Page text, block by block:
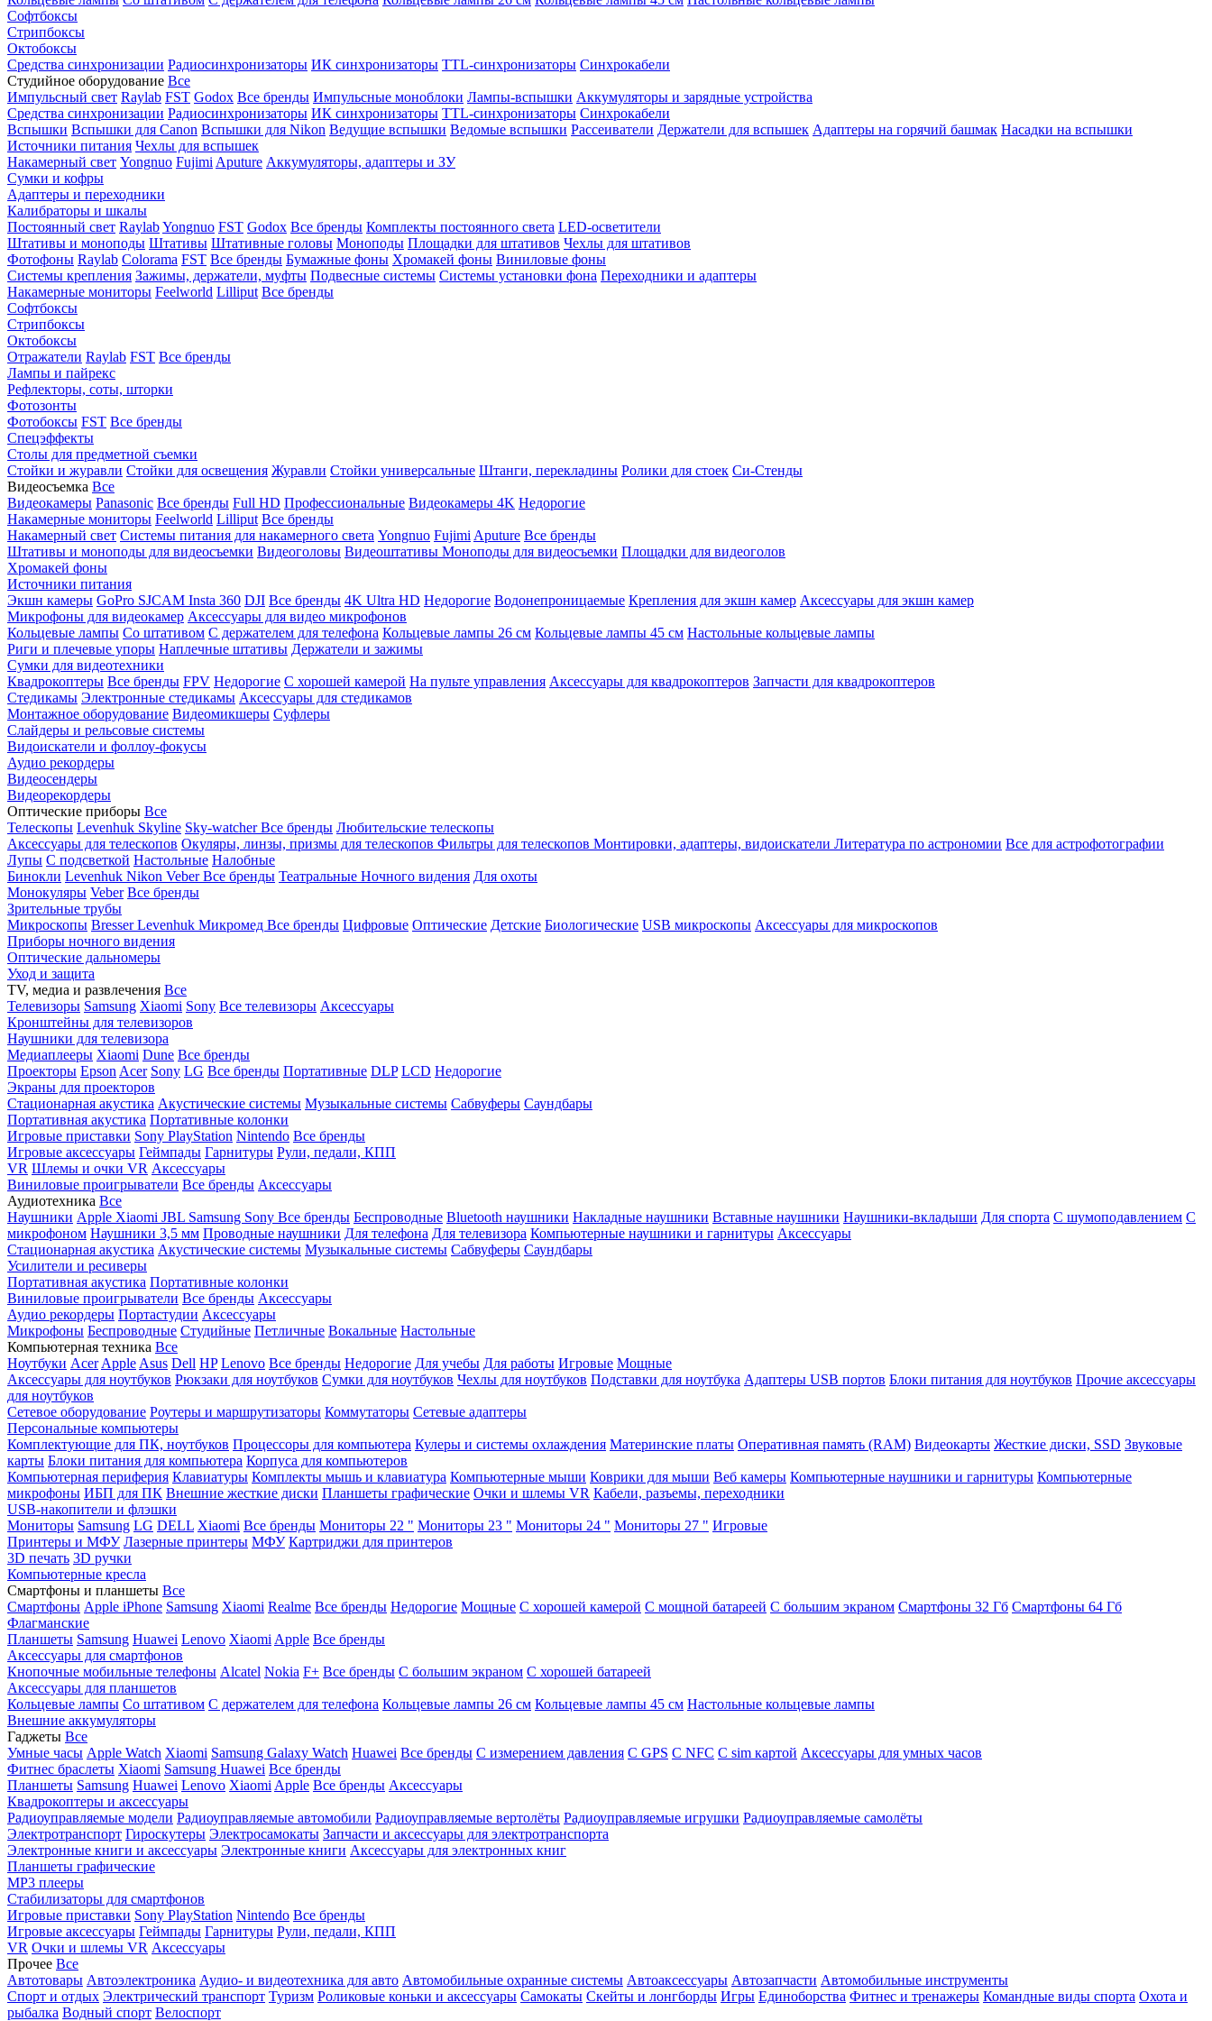
Софтбоксы
Стрипбоксы
Октобоксы
Средства синхронизации Радиосинхронизаторы ИК синхронизаторы TTL-синхронизаторы Синхрокабели
Студийное оборудование Все
Импульсный свет Raylab FST Godox Все бренды Импульсные моноблоки Лампы-вспышки Аккумуляторы и зарядные устройства
Средства синхронизации Радиосинхронизаторы ИК синхронизаторы TTL-синхронизаторы Синхрокабели
Вспышки Вспышки для Canon Вспышки для Nikon Ведущие вспышки Ведомые вспышки Рассеиватели Держатели для вспышек Адаптеры на горячий башмак Насадки на вспышки
Источники питания Чехлы для вспышек
Накамерный свет Yongnuo Fujimi Aputure Аккумуляторы, адаптеры и ЗУ
Сумки и кофры
Адаптеры и переходники
Калибраторы и шкалы
Постоянный свет RaylabYongnuo FST Godox Все бренды Комплекты постоянного света LED-осветители
Штативы и моноподы Штативы Штативные головы Моноподы Площадки для штативов Чехлы для штативов
Фотофоны Raylab Colorama FST Все бренды Бумажные фоны Хромакей фоны Виниловые фоны
Системы крепления Зажимы, держатели, муфты Подвесные системы Системы установки фона Переходники и адаптеры
Накамерные мониторы Feelworld Lilliput Все бренды
Софтбоксы
Стрипбоксы
Октобоксы
Отражатели Raylab FST Все бренды
Лампы и пайрекс
Рефлекторы, соты, шторки
Фотозонты
Фотобоксы FST Все бренды
Спецэффекты
Столы для предметной съемки
Стойки и журавли Стойки для освещения Журавли Стойки универсальные Штанги, перекладины Ролики для стоек Си-Стенды
Видеосъемка Все
Видеокамеры Panasonic Все бренды Full HD Профессиональные Видеокамеры 4K Недорогие
Накамерные мониторы Feelworld Lilliput Все бренды
Накамерный свет Системы питания для накамерного света Yongnuo Fujimi Aputure Все бренды
Штативы и моноподы для видеосъемки Видеоголовы Видеоштативы Моноподы для видеосъемки Площадки для видеоголов
Хромакей фоны
Источники питания
Экшн камеры GoPro SJCAM Insta 360 DJI Все бренды 4K Ultra HD Недорогие Водонепроницаемые Крепления для экшн камер Аксессуары для экшн камер
Микрофоны для видеокамер Аксессуары для видео микрофонов
Кольцевые лампы Со штативом C держателем для телефона Кольцевые лампы 26 см Кольцевые лампы 45 см Настольные кольцевые лампы
Риги и плечевые упоры Наплечные штативы Держатели и зажимы
Сумки для видеотехники
Квадрокоптеры Все бренды FPV Недорогие С хорошей камерой На пульте управления Аксессуары для квадрокоптеров Запчасти для квадрокоптеров
Стедикамы Электронные стедикамы Аксессуары для стедикамов
Монтажное оборудование Видеомикшеры Суфлеры
Слайдеры и рельсовые системы
Видоискатели и фоллоу-фокусы
Аудио рекордеры
Видеосендеры
Видеорекордеры
Оптические приборы Все
Телескопы Levenhuk Skyline Sky-watcherВсе бренды Любительские телескопы
Аксессуары для телескопов Окуляры, линзы, призмы для телескопов Фильтры для телескопов Монтировки, адаптеры, видоискатели Литература по астрономии Все для астрофотографии
Лупы С подсветкой Настольные Налобные
Бинокли Levenhuk Nikon VeberВсе бренды Театральные Ночного видения Для охоты
Монокуляры Veber Все бренды
Зрительные трубы
Микроскопы BresserLevenhuk Микромед Все бренды Цифровые Оптические Детские Биологические USB микроскопы Аксессуары для микроскопов
Приборы ночного видения
Оптические дальномеры
Уход и защита
TV, медиа и развлечения Все
Телевизоры Samsung Xiaomi Sony Все телевизоры Аксессуары
Кронштейны для телевизоров
Наушники для телевизора
Медиаплееры Xiaomi Dune Все бренды
Проекторы Epson Acer Sony LG Все бренды Портативные DLP LCD Недорогие
Экраны для проекторов
Стационарная акустика Акустические системы Музыкальные системы Сабвуферы Саундбары
Портативная акустика Портативные колонки
Игровые приставки Sony PlayStation Nintendo Все бренды
Игровые аксессуары Геймпады Гарнитуры Рули, педали, КПП
VR Шлемы и очки VR Аксессуары
Виниловые проигрыватели Все бренды Аксессуары
Аудиотехника Все
Наушники Apple Xiaomi JBL Samsung Sony Все бренды Беспроводные Bluetooth наушники Накладные наушники Вставные наушники Наушники-вкладыши Для спорта С шумоподавлением С
микрофоном Наушники 3,5 мм Проводные наушники Для телефона Для телевизора Компьютерные наушники и гарнитуры Аксессуары
Стационарная акустика Акустические системы Музыкальные системы Сабвуферы Саундбары
Усилители и ресиверы
Портативная акустика Портативные колонки
Виниловые проигрыватели Все бренды Аксессуары
Аудио рекордеры Портастудии Аксессуары
Микрофоны Беспроводные Студийные Петличные Вокальные Настольные
Компьютерная техника Все
Ноутбуки Acer Apple Asus Dell HP Lenovo Все бренды Недорогие Для учебы Для работы Игровые Мощные
Аксессуары для ноутбуков Рюкзаки для ноутбуков Сумки для ноутбуков Чехлы для ноутбуков Подставки для ноутбука Адаптеры USB портов Блоки питания для ноутбуков Прочие аксессуары
для ноутбуков
Сетевое оборудование Роутеры и маршрутизаторы Коммутаторы Сетевые адаптеры
Персональные компьютеры
Комплектующие для ПК, ноутбуков Процессоры для компьютера Кулеры и системы охлаждения Материнские платы Оперативная память (RAM) Видеокарты Жесткие диски, SSD Звуковые
карты Блоки питания для компьютера Корпуса для компьютеров
Компьютерная периферия Клавиатуры Комплекты мышь и клавиатура Компьютерные мыши Коврики для мыши Веб камеры Компьютерные наушники и гарнитуры Компьютерные
микрофоны ИБП для ПК Внешние жесткие диски Планшеты графические Очки и шлемы VR Кабели, разъемы, переходники
USB-накопители и флэшки
Мониторы Samsung LG DELL Xiaomi Все бренды Мониторы 22 " Мониторы 23 " Мониторы 24 " Мониторы 27 " Игровые
Принтеры и МФУ Лазерные принтеры МФУ Картриджи для принтеров
3D печать 3D ручки
Компьютерные кресла
Смартфоны и планшеты Все
Смартфоны Apple iPhone Samsung Xiaomi Realme Все бренды Недорогие Мощные С хорошей камерой С мощной батареей С большим экраном Смартфоны 32 Гб Смартфоны 64 Гб
Флагманские
Планшеты Samsung Huawei Lenovo Xiaomi Apple Все бренды
Аксессуары для смартфонов
Кнопочные мобильные телефоны Alcatel Nokia F+ Все бренды С большим экраном С хорошей батареей
Аксессуары для планшетов
Кольцевые лампы Со штативом C держателем для телефона Кольцевые лампы 26 см Кольцевые лампы 45 см Настольные кольцевые лампы
Внешние аккумуляторы
Гаджеты Все
Умные часы Apple Watch Xiaomi Samsung Galaxy Watch Huawei Все бренды C измерением давления C GPS C NFC C sim картой Аксессуары для умных часов
Фитнес браслеты Xiaomi Samsung Huawei Все бренды
Планшеты Samsung Huawei Lenovo Xiaomi Apple Все бренды Аксессуары
Квадрокоптеры и аксессуары
Радиоуправляемые модели Радиоуправляемые автомобили Радиоуправляемые вертолёты Радиоуправляемые игрушки Радиоуправляемые самолёты
Электротранспорт Гироскутеры Электросамокаты Запчасти и аксессуары для электротранспорта
Электронные книги и аксессуары Электронные книги Аксессуары для электронных книг
Планшеты графические
MP3 плееры
Стабилизаторы для смартфонов
Игровые приставки Sony PlayStation Nintendo Все бренды
Игровые аксессуары Геймпады Гарнитуры Рули, педали, КПП
VR Очки и шлемы VR Аксессуары
Прочее Все
Автотовары Автоэлектроника Аудио- и видеотехника для авто Автомобильные охранные системы Автоаксессуары Автозапчасти Автомобильные инструменты
Спорт и отдых Электрический транспорт Туризм Роликовые коньки и аксессуары Самокаты Скейты и лонгборды Игры Единоборства Фитнес и тренажеры Командные виды спорта Охота и
рыбалка Водный спорт Велоспорт